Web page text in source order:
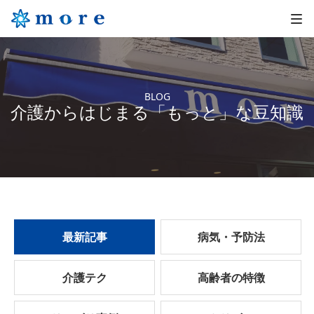
BLOG
介護からはじまる「もっと」な豆知識
最新記事 病気・予防法
介護テク 高齢者の特徴